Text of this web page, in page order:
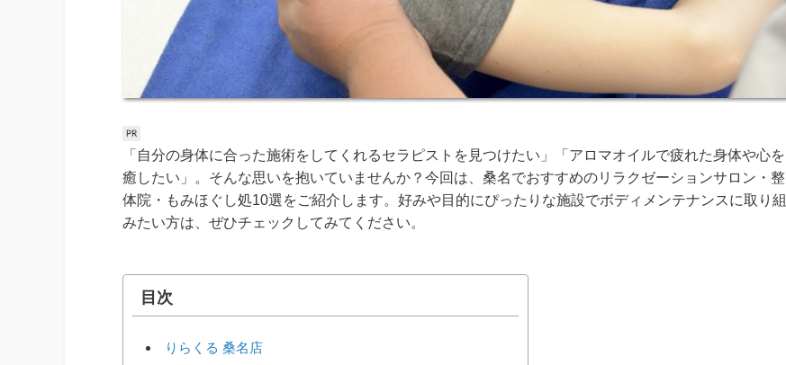
「自分の身体に合った施術をしてくれるセラピストを見つけたい」「アロマオイルで疲れた身体や心を
癒したい」。そんな思いを抱いていませんか？今回は、桑名でおすすめのリラクゼーションサロン・整
体院・もみほぐし処10選をご紹介します。好みや目的にぴったりな施設でボディメンテナンスに取り組
みたい方は、ぜひチェックしてみてください。
目次
りらくる 桑名店